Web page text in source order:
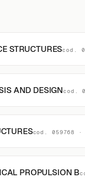
STRUCTUREScod.
AND DESIGNcod.
cod. 059768
PROPULSION B